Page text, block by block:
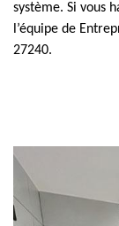
système. Si vous
l’équipe de
27240.